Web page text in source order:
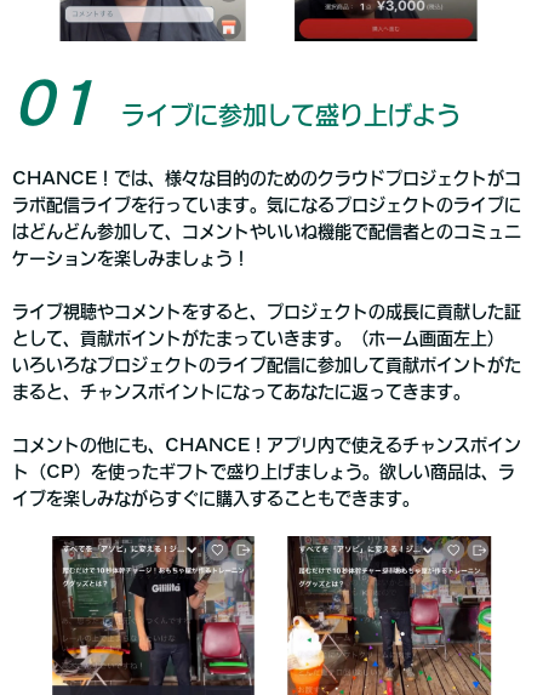
01 ライブに参加して盛り上げよう
CHANCE！では、様々な目的のためのクラウドプロジェクトがコ
ラボ配信ライブを行っています。気になるプロジェクトのライブに
はどんどん参加して、コメントやいいね機能で配信者とのコミュニ
ケーションを楽しみましょう！
ライブ視聴やコメントをすると、プロジェクトの成長に貢献した証
として、貢献ポイントがたまっていきます。（ホーム画面左上）
いろいろなプロジェクトのライブ配信に参加して貢献ポイントがた
まると、チャンスポイントになってあなたに返ってきます。
コメントの他にも、CHANCE！アプリ内で使えるチャンスポイン
ト（CP）を使ったギフトで盛り上げましょう。欲しい商品は、ラ
イブを楽しみながらすぐに購入することもできます。